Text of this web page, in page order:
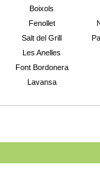
Boixols
Fenollet
Salt del Grill
Les Anelles
Font Bordonera
Lavansa